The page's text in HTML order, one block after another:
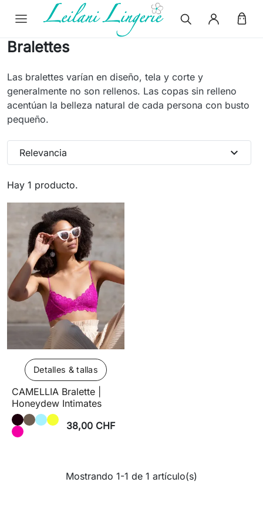
Bralettes
Las bralettes varían en diseño, tela y corte y
generalmente no son rellenos. Las copas sin relleno
acentúan la belleza natural de cada persona con busto
pequeño.
Hay 1 producto.
Relevancia expand_more
Detalles & tallas
CAMELLIA Bralette |
Honeydew Intimates
38,00 CHF
Mostrando 1-1 de 1 artículo(s)